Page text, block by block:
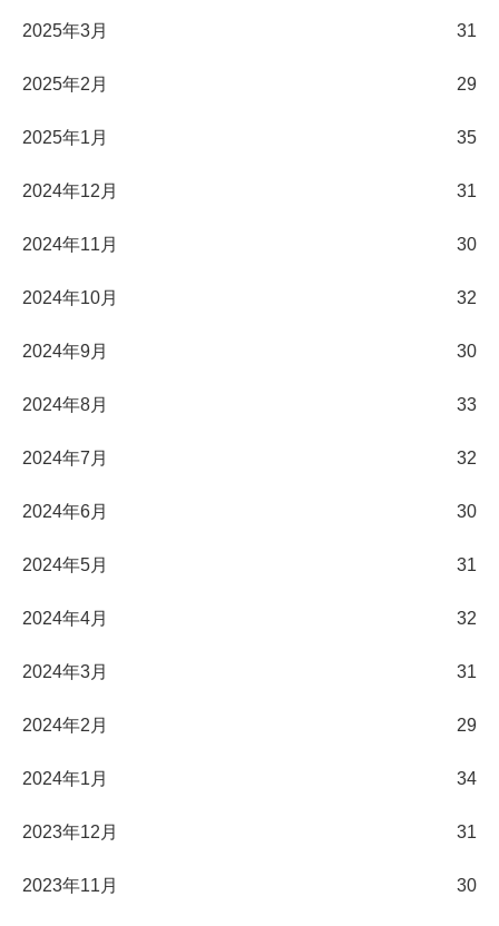
2025年3月 31
2025年2月 29
2025年1月 35
2024年12月 31
2024年11月 30
2024年10月 32
2024年9月 30
2024年8月 33
2024年7月 32
2024年6月 30
2024年5月 31
2024年4月 32
2024年3月 31
2024年2月 29
2024年1月 34
2023年12月 31
2023年11月 30